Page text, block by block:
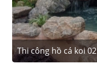
Thi công hồ cá koi 02